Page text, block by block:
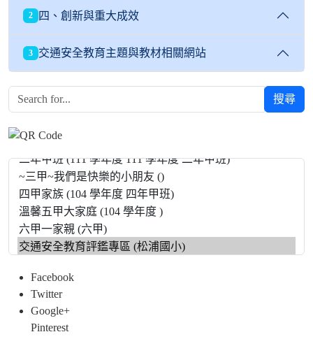
2 四、創新與重大成效
3 交通安全教育主題與教材相關網站
搜尋
Facebook
Twitter
Google+
Pinterest